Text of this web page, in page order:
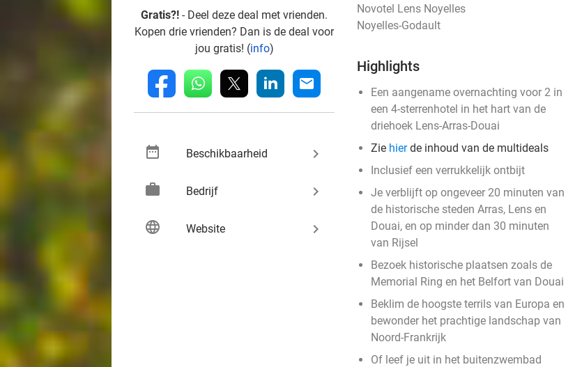
Gratis?! - Deel deze deal met vrienden.
Kopen drie vrienden? Dan is de deal voor
jou gratis! (info)
fb whatsapp linkedin mail
date_range Beschikbaarheid keyboard_arrow_right
work Bedrijf keyboard_arrow_right
language Website keyboard_arrow_right
Novotel Lens Noyelles
Noyelles-Godault
Highlights
Een aangename overnachting voor 2 in
een 4-sterrenhotel in het hart van de
driehoek Lens-Arras-Douai
Zie hierde inhoud van de multideals
Inclusief een verrukkelijk ontbijt
Je verblijft op ongeveer 20 minuten van
de historische steden Arras, Lens en
Douai, en op minder dan 30 minuten
van Rijsel
Bezoek historische plaatsen zoals de
Memorial Ring en het Belfort van Douai
Beklim de hoogste terrils van Europa en
bewonder het prachtige landschap van
Noord-Frankrijk
Of leef je uit in het buitenzwembad